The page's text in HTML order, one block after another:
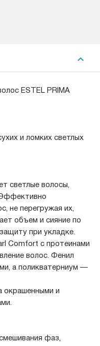
ESTEL PRIMA
и ломких светлых
светлые волосы,
не перегружая их,
объем и сияние по
при укладке.
Comfort с протеинами
волос. Фенил
а поликватерниум —
окрашенными и
фаз,